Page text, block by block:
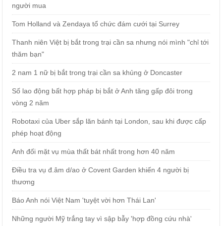
người mua
Tom Holland và Zendaya tổ chức đám cưới tại Surrey
Thanh niên Việt bị bắt trong trại cần sa nhưng nói mình "chỉ tới
thăm bạn"
2 nam 1 nữ bị bắt trong trại cần sa khủng ở Doncaster
Số lao động bất hợp pháp bị bắt ở Anh tăng gấp đôi trong
vòng 2 năm
Robotaxi của Uber sắp lăn bánh tại London, sau khi được cấp
phép hoạt động
Anh đối mặt vụ mùa thất bát nhất trong hơn 40 năm
Điều tra vụ đ.âm d/ao ở Covent Garden khiến 4 người bị
thương
Báo Anh nói Việt Nam 'tuyệt vời hơn Thái Lan'
Những người Mỹ trắng tay vì sập bẫy 'hợp đồng cứu nhà'